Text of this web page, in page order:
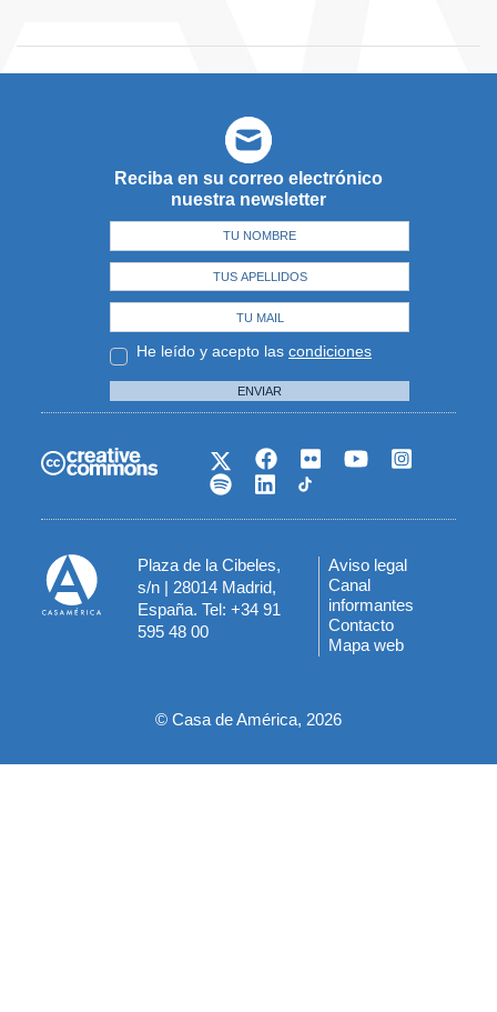
Reciba en su correo electrónico
nuestra newsletter
He leído y acepto las condiciones
ENVIAR
Plaza de la Cibeles,
s/n | 28014 Madrid,
España. Tel: +34 91
595 48 00
Menú
del
pie
Aviso legal
Canal
informantes
Contacto
Mapa web
© Casa de América, 2026